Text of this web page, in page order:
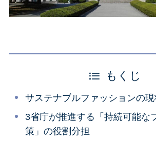
もくじ
サステナブルファッションの
3省庁が推進する「持続可能な
策」の役割分担